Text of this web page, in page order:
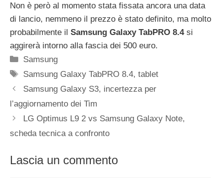
Non è però al momento stata fissata ancora una data
di lancio, nemmeno il prezzo è stato definito, ma molto
probabilmente il Samsung Galaxy TabPRO 8.4si
aggirerà intorno alla fascia dei 500 euro.
Categorie
Samsung
Tag
Samsung Galaxy TabPRO 8.4,tablet
Samsung Galaxy S3, incertezza per
l’aggiornamento dei Tim
LG Optimus L9 2 vs Samsung Galaxy Note,
scheda tecnica a confronto
Lascia un commento